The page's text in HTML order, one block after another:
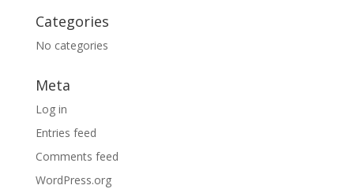
Categories
No categories
Meta
Log in
Entries feed
Comments feed
WordPress.org